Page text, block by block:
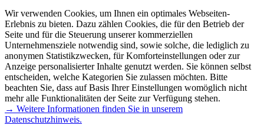
Wir verwenden Cookies, um Ihnen ein optimales Webseiten-
Erlebnis zu bieten. Dazu zählen Cookies, die für den Betrieb der
Seite und für die Steuerung unserer kommerziellen
Unternehmensziele notwendig sind, sowie solche, die lediglich zu
anonymen Statistikzwecken, für Komforteinstellungen oder zur
Anzeige personalisierter Inhalte genutzt werden. Sie können selbst
entscheiden, welche Kategorien Sie zulassen möchten. Bitte
beachten Sie, dass auf Basis Ihrer Einstellungen womöglich nicht
mehr alle Funktionalitäten der Seite zur Verfügung stehen.
→ Weitere Informationen finden Sie in unserem
Datenschutzhinweis.